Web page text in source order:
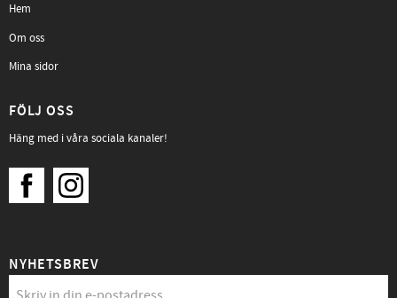
Hem
Om oss
Mina sidor
FÖLJ OSS
Häng med i våra sociala kanaler!
NYHETSBREV